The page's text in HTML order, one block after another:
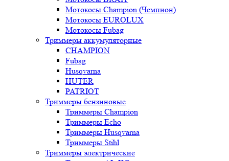
Мотокосы Champion (Чемпион)
Мотокосы EUROLUX
Мотокосы Fubag
Триммеры аккумуляторные
CHAMPION
Fubag
Husqvarna
HUTER
PATRIOT
Триммеры бензиновые
Триммеры Champion
Триммеры Echo
Триммеры Husqvarna
Триммеры Stihl
Триммеры электрические